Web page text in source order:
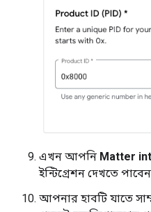
এখন আপনি Matter
ইন্টিগ্রেশন দেখতে
আপনার হাবটি যাতে